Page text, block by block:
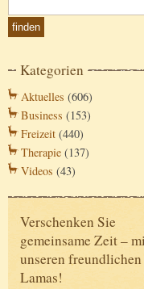
Kategorien
Aktuelles (606)
Business (153)
Freizeit (440)
Therapie (137)
Videos (43)
Verschenken Sie
gemeinsame Zeit –
unseren freundlichen
Lamas!